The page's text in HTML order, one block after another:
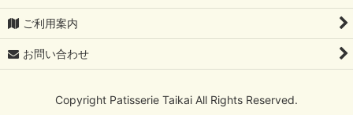
ご利用案内
お問い合わせ
Copyright Patisserie Taikai All Rights Reserved.